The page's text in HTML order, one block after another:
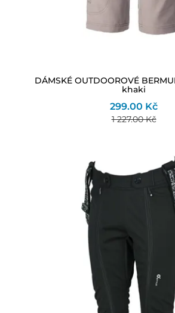
DÁMSKÉ OUTDOOROVÉ
khaki
299.00 Kč
1 227.00 Kč